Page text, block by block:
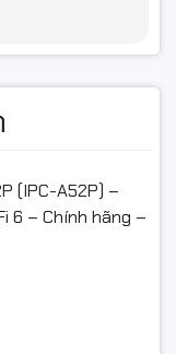
(IPC-A52P) –
6 – Chính hãng –
va đập vận
đủ hộp & phụ
nước/chập điện/
có video mở gói.